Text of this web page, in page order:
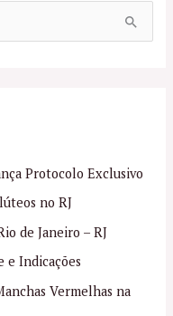
Protocolo Exclusivo
no RJ
de Janeiro – RJ
e Indicações
Vermelhas na